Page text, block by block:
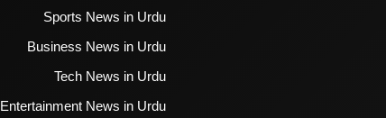
Sports News in Urdu
Business News in Urdu
Tech News in Urdu
Entertainment News in Urdu